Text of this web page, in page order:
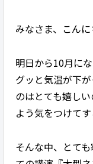
みなさま、こんに
明日から10月に
グッと気温が下
のはとても嬉し
よう気をつけて
そんな中、とて